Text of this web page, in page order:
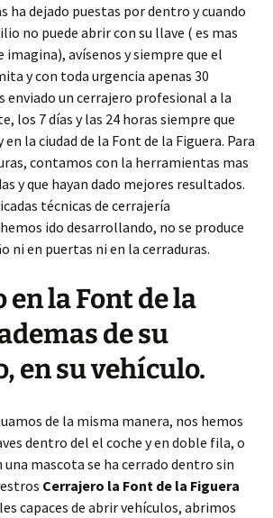
ha dejado puestas por dentro y cuando
no puede abrir con su llave ( es mas
imagina), avísenos y siempre que el
y con toda urgencia apenas 30
enviado un cerrajero profesional a la
los 7 días y las 24 horas siempre que
la ciudad de la Font de la Figuera. Para
contamos con la herramientas mas
y que hayan dado mejores resultados.
técnicas de cerrajería
ido desarrollando, no se produce
ni en puertas ni en la cerraduras.
en la Font de la
de su
en su vehículo.
de la misma manera, nos hemos
dentro del el coche y en doble fila, o
una mascota se ha cerrado dentro sin
Cerrajero la Font de la Figuera
capaces de abrir vehículos, abrimos